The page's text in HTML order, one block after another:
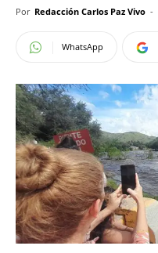
Por Redacción Carlos Paz Vivo -
WhatsApp